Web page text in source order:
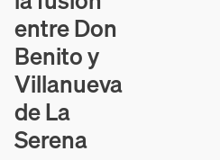
entre Don
Benito y
Villanueva
de La
Serena